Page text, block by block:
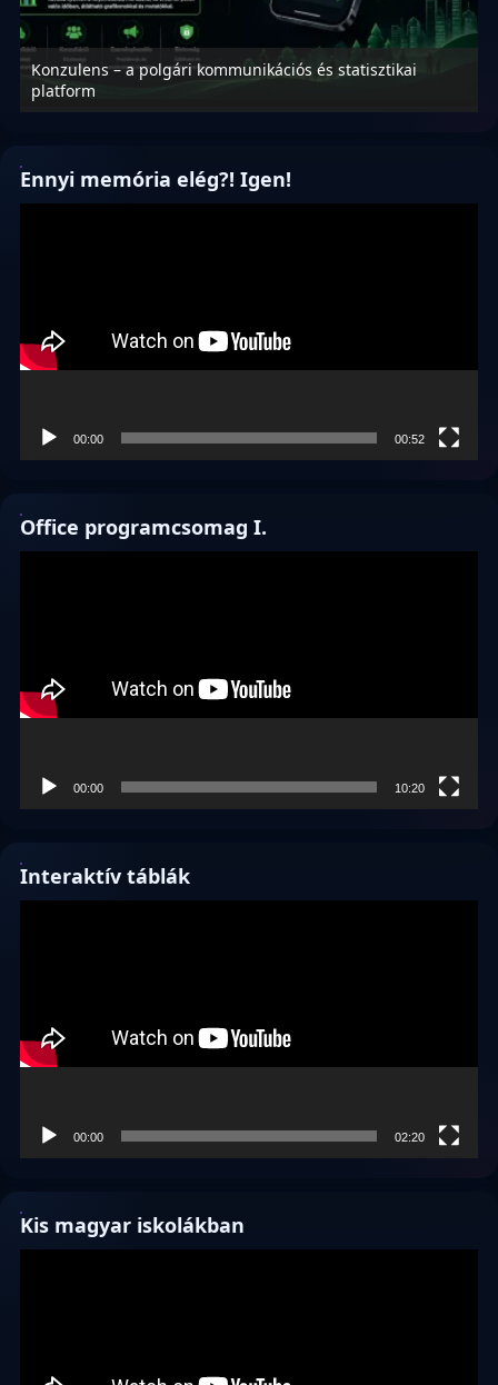
Konzulens – a polgári kommunikációs és statisztikai
platform
Ennyi memória elég?! Igen!
00:00 00:52
Office programcsomag I.
00:00 10:20
Interaktív táblák
00:00 02:20
Kis magyar iskolákban